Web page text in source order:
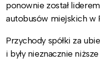
ponownie został
autobusów miejskich w
Przychody spółki za
i były nieznacznie